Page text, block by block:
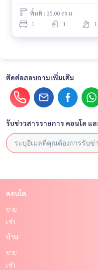
พื้นที่ : 35.00 ตร.ม.
1 1
ติดต่อสอบถามเพิ่มเติม
รับข่าวสารรายการ คอนโด แ
คอนโด
ขาย
เช่า
บ้าน
ขาย
เช่า